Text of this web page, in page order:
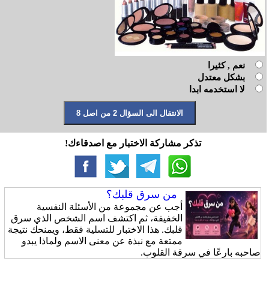
نعم , كثيرا
بشكل معتدل
لا استخدمه ابدا
تذكر مشاركة الاختبار مع اصدقاءك!
من سرق قلبك؟
أجب عن مجموعة من الأسئلة النفسية
الخفيفة، ثم اكتشف اسم الشخص الذي سرق
قلبك. هذا الاختبار للتسلية فقط، ويمنحك نتيجة
ممتعة مع نبذة عن معنى الاسم ولماذا يبدو
صاحبه بارعًا في سرقة القلوب.